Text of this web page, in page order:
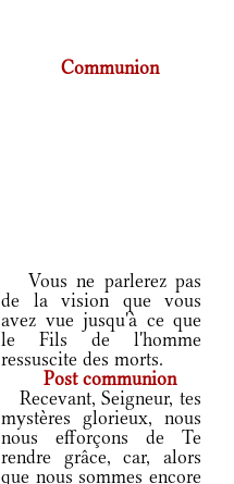
Communion
Vous ne parlerez pas
de la vision que vous
avez vue jusqu'à ce que
le Fils de l'homme
ressuscite des morts.
Post communion
Recevant, Seigneur, tes
mystères glorieux, nous
nous efforçons de Te
rendre grâce, car, alors
que nous sommes encore